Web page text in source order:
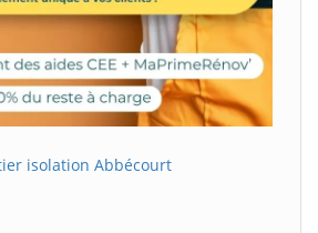
isolation Abbécourt